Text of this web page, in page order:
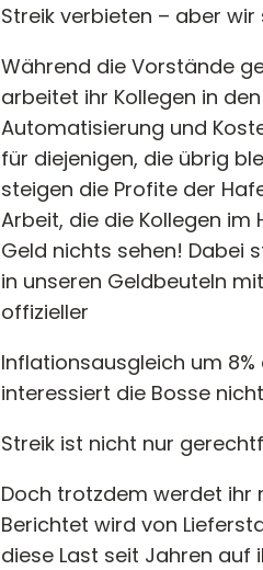
Streik verbieten – aber
Während die Vorstände
arbeitet ihr Kollegen in
Automatisierung und
für diejenigen, die übrig
steigen die Profite der
Arbeit, die die Kollegen
Geld nichts sehen! Dabei
in unseren Geldbeuteln
offizieller
Inflationsausgleich um
interessiert die Bosse
Streik ist nicht nur
Doch trotzdem werdet ihr
Berichtet wird von
diese Last seit Jahren auf